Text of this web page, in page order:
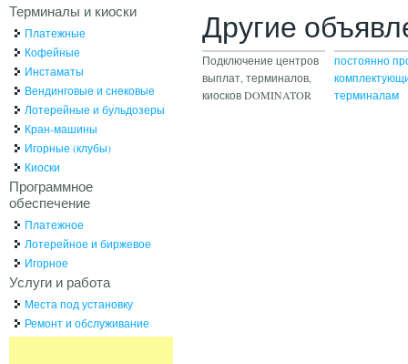
Другие
Подключение центров
выплат, терминалов,
киосков DOMINATOR
постоянно
терминалам
Терминалы и киоски
Платежные
Кофейные
Инстаматы
Вендинговые и снековые
Лотерейные и бульдозеры
Кран-машины
Игорные (клубы)
Киоски
Программное
обеспечение
Платежное
Лотерейное и биржевое
Игорное
Услуги и работа
Места под установку
Ремонт и обслуживание